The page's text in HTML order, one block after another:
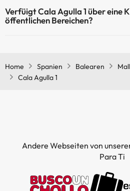
Außenpool (Sommersaison)
Außenpool (ganzjährig)
Verfüigt Cala Agulla 1 über eine
öffentlichen Bereichen?
Home
Spanien Balearen
Cala Agulla 1
Andere Webseiten von
Para Ti